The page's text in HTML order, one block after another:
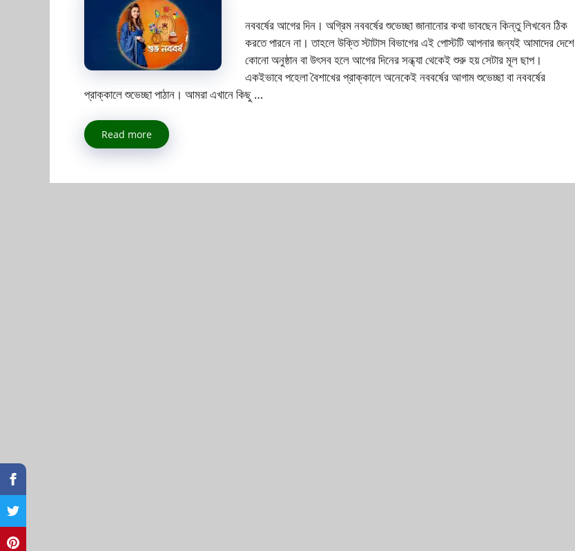
নববর্ষের আগের দিন। অগ্রিম নববর্ষের শুভেচ্ছা জানানোর কথা ভাবছেন কিন্তু লিখবেন ঠিক
করতে পারনে না। তাহলে উক্তি স্টাটাস বিভাগের এই পোস্টটি আপনার জন্যই আমাদের দেশে
কোনো অনুষ্ঠান বা উৎসব হলে আগের দিনের সন্ধ্যা থেকেই শুরু হয় সেটার মূল ছাপ।
একইভাবে পহেলা বৈশাখের প্রাক্কালে অনেকেই নববর্ষের আগাম শুভেচ্ছা বা নববর্ষের
প্রাক্কালে শুভেচ্ছা পাঠান। আমরা এখানে কিছু …
Read more